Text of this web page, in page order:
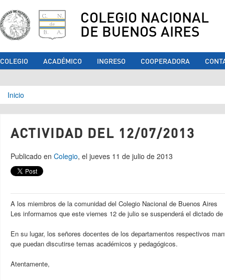
COLEGIO NACIONAL
DE BUENOS AIRES
COLEGIO ACADÉMICO INGRESO COOPERADORA
Se encuentra usted aquí
Inicio
ACTIVIDAD DEL 12/07/2013
Publicado en Colegio, el jueves 11 de julio de 2013
A los miembros de la comunidad del Colegio Nacional de Buenos Aires
Les informamos que este viernes 12 de julio se suspenderá el dictado
En su lugar, los señores docentes de los departamentos respectivos
que puedan discutirse temas académicos y pedagógicos.
Atentamente,